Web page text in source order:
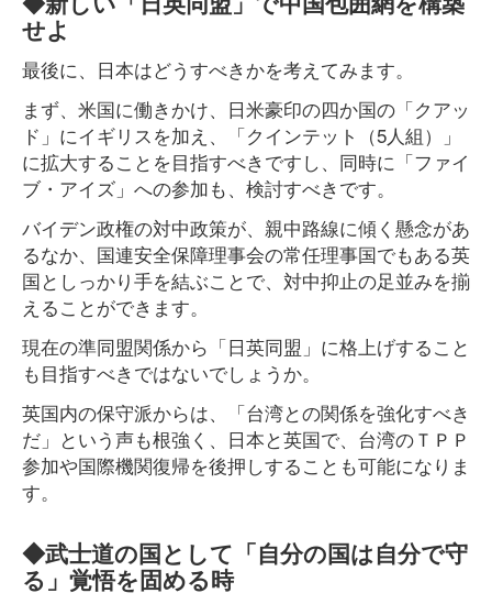
せよ
最後に、日本はどうすべきかを考えてみます。
まず、米国に働きかけ、日米豪印の四か国の「クアッ
ド」にイギリスを加え、「クインテット（5人組）」
に拡大することを目指すべきですし、同時に「ファイ
ブ・アイズ」への参加も、検討すべきです。
バイデン政権の対中政策が、親中路線に傾く懸念があ
るなか、国連安全保障理事会の常任理事国でもある英
国としっかり手を結ぶことで、対中抑止の足並みを揃
えることができます。
現在の準同盟関係から「日英同盟」に格上げすること
も目指すべきではないでしょうか。
英国内の保守派からは、「台湾との関係を強化すべき
だ」という声も根強く、日本と英国で、台湾のＴＰＰ
参加や国際機関復帰を後押しすることも可能になりま
す。
◆武士道の国として「自分の国は自分で守
る」覚悟を固める時